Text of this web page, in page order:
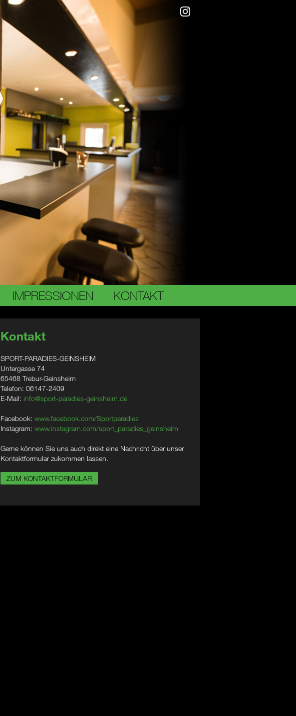
IMPRESSIONEN KONTAKT
Kontakt
SPORT-PARADIES-GEINSHEIM
Untergasse 74
65468 Trebur-Geinsheim
Telefon: 06147-2409
E-Mail: info@sport-paradies-geinsheim.de
Facebook: www.facebook.com/Sportparadies
Instagram: www.instagram.com/sport_paradies_geinsheim
Gerne können Sie uns auch direkt eine Nachricht über unser
Kontaktformular zukommen lassen.
ZUM KONTAKTFORMULAR